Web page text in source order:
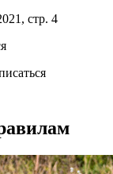
стр. 4